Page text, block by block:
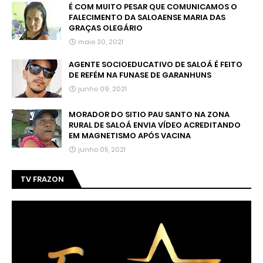
É COM MUITO PESAR QUE COMUNICAMOS O
FALECIMENTO DA SALOAENSE MARIA DAS
GRAÇAS OLEGÁRIO
maio 30, 2021
AGENTE SOCIOEDUCATIVO DE SALOÁ É FEITO
DE REFÉM NA FUNASE DE GARANHUNS
junho 09, 2021
MORADOR DO SITIO PAU SANTO NA ZONA
RURAL DE SALOÁ ENVIA VÍDEO ACREDITANDO
EM MAGNETISMO APÓS VACINA
junho 05, 2021
TV FRAZON